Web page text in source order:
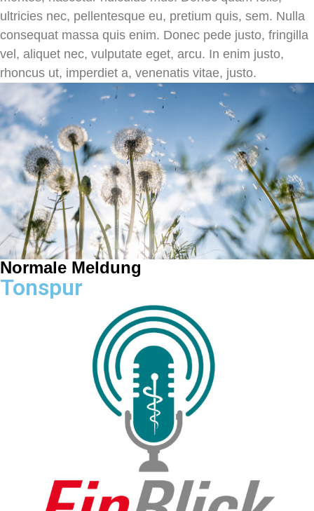
ultricies nec, pellentesque eu, pretium quis, sem. Nulla
consequat massa quis enim. Donec pede justo, fringilla
vel, aliquet nec, vulputate eget, arcu. In enim justo,
rhoncus ut, imperdiet a, venenatis vitae, justo.
Normale Meldung
Tonspur